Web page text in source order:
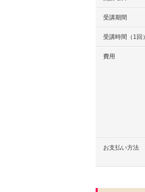
受講期間
受講時間（1回）
費用
お支払い方法